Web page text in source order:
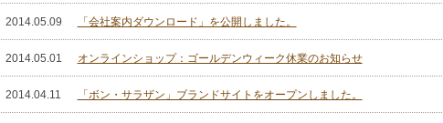
2014.05.09 「会社案内ダウンロード」を公開しました。
2014.05.01 オンラインショップ：ゴールデンウィーク休業のお知らせ
2014.04.11 「ボン・サラザン」ブランドサイトをオープンしました。